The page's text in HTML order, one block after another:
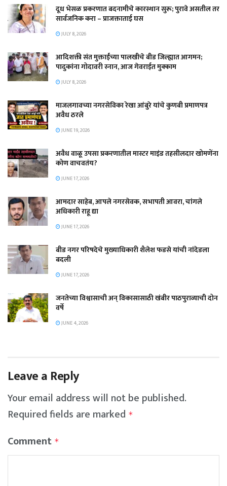
दूध भेसळ प्रकरणात बदनामीचे कारस्थान सुरू; पुरावे असतील तर
सार्वजनिक करा – प्राजक्ताताई घस
JULY 8, 2026
आदिशक्ती संत मुक्ताईंच्या पालखीचे बीड जिल्ह्यात आगमन;
पादुकांना गोदावरी स्नान, आज गेवराईत मुक्काम
JULY 8, 2026
माजलगावच्या नगरसेविका रेखा आंबुरे यांचे कुणबी प्रमाणपत्र
अवैध ठरले
JUNE 19, 2026
अवैध वाळू उपसा प्रकरणातील मास्टर माइंड तहसीलदार खोमणेंना
कोण वाचवतंय?
JUNE 17, 2026
आमदार साहेब, आपले नगरसेवक, सभापती आवरा, चांगले
अधिकारी राहू द्या
JUNE 17, 2026
बीड नगर परिषदेचे मुख्याधिकारी शैलेश फडसे यांची नांदेडला
बदली
JUNE 17, 2026
जनतेच्या विश्वासाची अन् विकासासाठी खंबीर पाठपुराव्याची दोन
वर्षे
JUNE 4, 2026
Leave a Reply
Your email address will not be published.
Required fields are marked *
Comment *